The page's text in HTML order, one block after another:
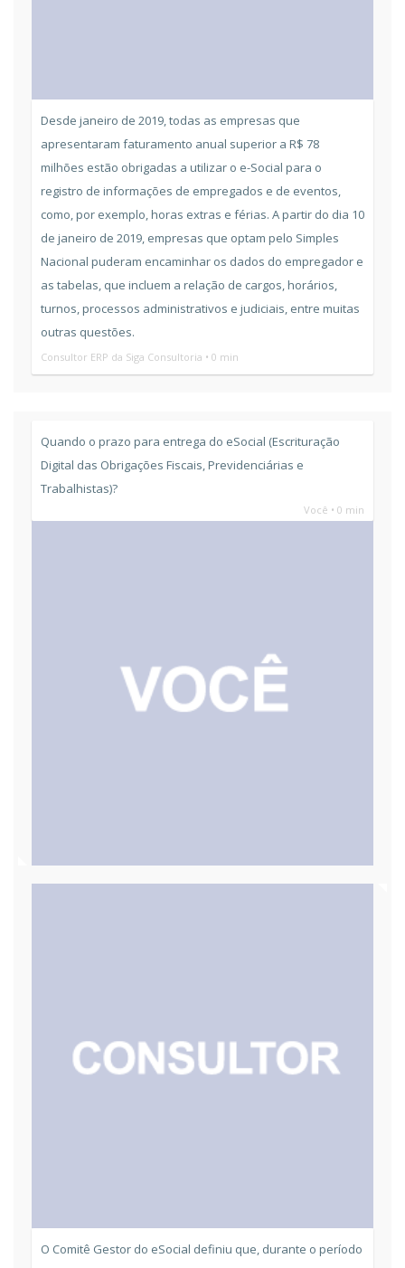
Desde janeiro de 2019, todas as empresas que
apresentaram faturamento anual superior a R$ 78
milhões estão obrigadas a utilizar o e-Social para o
registro de informações de empregados e de eventos,
como, por exemplo, horas extras e férias. A partir do dia 10
de janeiro de 2019, empresas que optam pelo Simples
Nacional puderam encaminhar os dados do empregador e
as tabelas, que incluem a relação de cargos, horários,
turnos, processos administrativos e judiciais, entre muitas
outras questões.
Consultor ERP da Siga Consultoria • 0 min
Quando o prazo para entrega do eSocial (Escrituração
Digital das Obrigações Fiscais, Previdenciárias e
Trabalhistas)?
Você • 0 min
O Comitê Gestor do eSocial definiu que, durante o período